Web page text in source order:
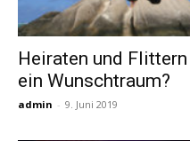
Heiraten und
ein Wunschtraum?
admin - 9. Juni 2019